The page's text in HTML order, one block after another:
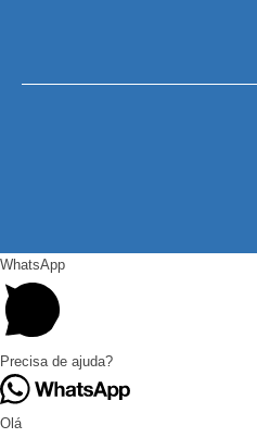
WhatsApp
Precisa de ajuda?
Olá